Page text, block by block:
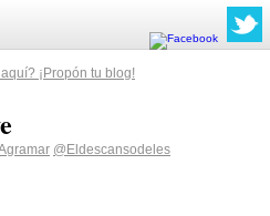
¡Propón tu blog!
@Eldescansodeles